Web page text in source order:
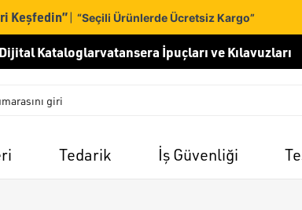
Keşfedin”| “Seçili Ürünlerde Ücretsiz Kargo”
Dijital Kataloglarvatansera İpuçları ve Kılavuzları
Tedarik İş Güvenliği